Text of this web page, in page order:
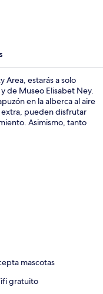
Area, estarás a solo
de Museo Elisabet Ney.
en la alberca al aire
extra, pueden disfrutar
Asimismo, tanto
mascotas
gratuito